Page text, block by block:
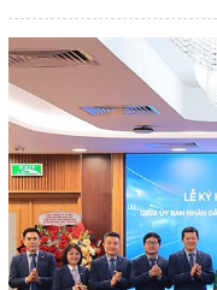
Thành phố. Đây cũng là
30 năm Ngân hàng Thương